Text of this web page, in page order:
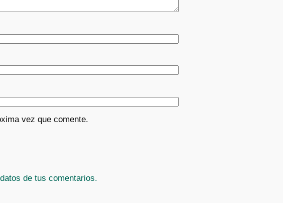
vez que comente.
de tus comentarios.